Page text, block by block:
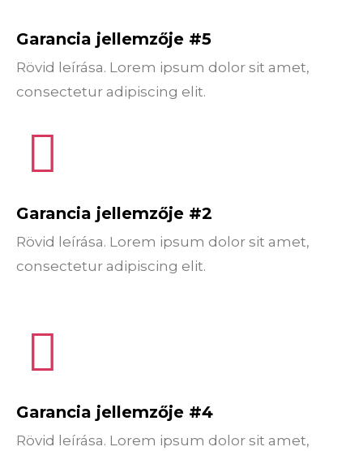
Garancia jellemzője #5
Rövid leírása. Lorem ipsum dolor sit amet,
consectetur adipiscing elit.
Garancia jellemzője #2
Rövid leírása. Lorem ipsum dolor sit amet,
consectetur adipiscing elit.
Garancia jellemzője #4
Rövid leírása. Lorem ipsum dolor sit amet,